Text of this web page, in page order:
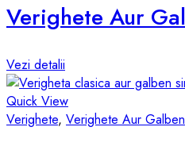
Vezi detalii
Quick View
Verighete, Verighete Aur Galben